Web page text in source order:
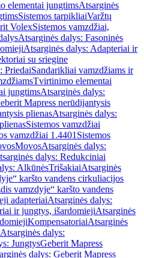
elementai jungtimsAtsarginės
Sistemos tarpikliaiVaržtų
VolexSistemos vamzdžiai,
Atsarginės dalys: Fasoninės
Atsarginės dalys: Adapteriai ir
su sriegine
PriedaiSandarikliai vamzdžiams ir
Tvirtinimo elementai
jungtimsAtsarginės dalys:
Mapress nerūdijantysis
plienasAtsarginės dalys:
Sistemos vamzdžiai
vamzdžiai 1.4401 Sistemos
MovosAtsarginės dalys:
dalys: Redukciniai
AlkūnėsTrišakiaiAtsarginės
karšto vandens cirkuliacijos
vamzdyje“ karšto vandens
adapteriaiAtsarginės dalys:
ir jungtys, išardomiejiAtsarginės
KompensatoriaiAtsarginės
Atsarginės dalys:
JungtysGeberit Mapress
dalys: Geberit Mapress